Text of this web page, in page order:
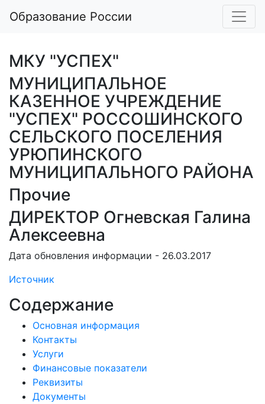
Образование России
МКУ "УСПЕХ"
МУНИЦИПАЛЬНОЕ
КАЗЕННОЕ УЧРЕЖДЕНИЕ
"УСПЕХ" РОССОШИНСКОГО
СЕЛЬСКОГО ПОСЕЛЕНИЯ
УРЮПИНСКОГО
МУНИЦИПАЛЬНОГО РАЙОНА
Прочие
ДИРЕКТОР Огневская Галина
Алексеевна
Дата обновления информации - 26.03.2017
Источник
Содержание
Основная информация
Контакты
Услуги
Финансовые показатели
Реквизиты
Документы